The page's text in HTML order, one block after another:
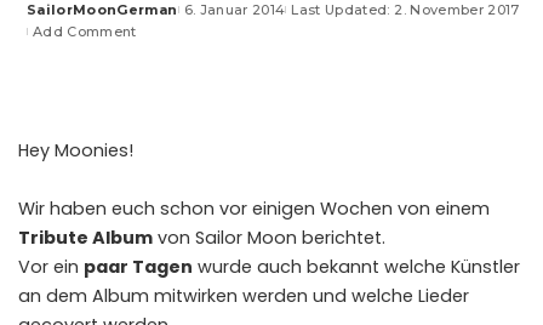
Posted
by
SailorMoonGerman 6. Januar 2014 Last Updated: 2. November 2017
Add Comment
Hey Moonies!
Wir haben euch schon vor einigen Wochen von einem
Tribute Album von Sailor Moon berichtet.
Vor ein paar Tagen wurde auch bekannt welche Künstler
an dem Album mitwirken werden und welche Lieder